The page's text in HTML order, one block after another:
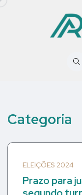
Categoria
ELEIÇÕES 2024
Prazo para